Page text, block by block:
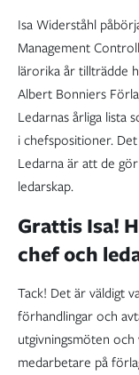
Isa Widerståhl
Management
lärorika år tillträdde
Albert Bonniers
Ledarnas årliga lista
i chefspositioner.
Ledarna är att de
ledarskap.
Grattis Isa!
chef och
Tack! Det är väldigt
förhandlingar och
utgivningsmöten
medarbetare på